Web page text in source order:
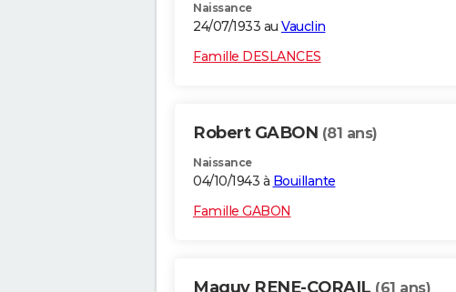
Naissance
24/07/1933 au Vauclin
Famille DESLANCES
Robert GABON (81 ans)
Naissance
04/10/1943 à Bouillante
Famille GABON
Maguy RENE-CORAIL (61 ans)